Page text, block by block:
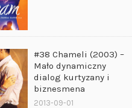
#38 Chameli (2003) –
Mało dynamiczny
dialog kurtyzany i
biznesmena
2013-09-01